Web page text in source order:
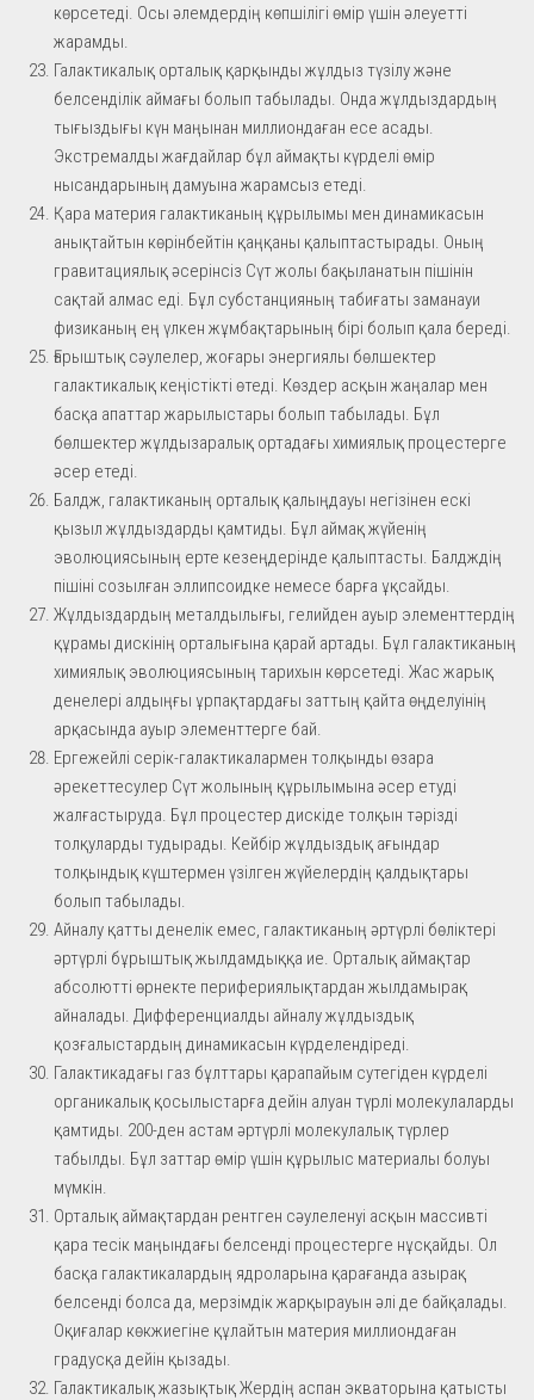
көрсетеді. Осы әлемдердің көпшілігі өмір үшін әлеуетті
жарамды.
Галактикалық орталық қарқынды жұлдыз түзілу және
белсенділік аймағы болып табылады. Онда жұлдыздардың
тығыздығы күн маңынан миллиондаған есе асады.
Экстремалды жағдайлар бұл аймақты күрделі өмір
нысандарының дамуына жарамсыз етеді.
Қара материя галактиканың құрылымы мен динамикасын
анықтайтын көрінбейтін қаңқаны қалыптастырады. Оның
гравитациялық әсерінсіз Сүт жолы бақыланатын пішінін
сақтай алмас еді. Бұл субстанцияның табиғаты заманауи
физиканың ең үлкен жұмбақтарының бірі болып қала береді.
Ғарыштық сәулелер, жоғары энергиялы бөлшектер
галактикалық кеңістікті өтеді. Көздер асқын жаңалар мен
басқа апаттар жарылыстары болып табылады. Бұл
бөлшектер жұлдызаралық ортадағы химиялық процестерге
әсер етеді.
Балдж, галактиканың орталық қалыңдауы негізінен ескі
қызыл жұлдыздарды қамтиды. Бұл аймақ жүйенің
эволюциясының ерте кезеңдерінде қалыптасты. Балдждің
пішіні созылған эллипсоидке немесе барға ұқсайды.
Жұлдыздардың металдылығы, гелийден ауыр элементтердің
құрамы дискінің орталығына қарай артады. Бұл галактиканың
химиялық эволюциясының тарихын көрсетеді. Жас жарық
денелері алдыңғы ұрпақтардағы заттың қайта өңделуінің
арқасында ауыр элементтерге бай.
Ергежейлі серік-галактикалармен толқынды өзара
әрекеттесулер Сүт жолының құрылымына әсер етуді
жалғастыруда. Бұл процестер дискіде толқын тәрізді
толқуларды тудырады. Кейбір жұлдыздық ағындар
толқындық күштермен үзілген жүйелердің қалдықтары
болып табылады.
Айналу қатты денелік емес, галактиканың әртүрлі бөліктері
әртүрлі бұрыштық жылдамдыққа ие. Орталық аймақтар
абсолютті өрнекте перифериялықтардан жылдамырақ
айналады. Дифференциалды айналу жұлдыздық
қозғалыстардың динамикасын күрделендіреді.
Галактикадағы газ бұлттары қарапайым сутегіден күрделі
органикалық қосылыстарға дейін алуан түрлі молекулаларды
қамтиды. 200-ден астам әртүрлі молекулалық түрлер
табылды. Бұл заттар өмір үшін құрылыс материалы болуы
мүмкін.
Орталық аймақтардан рентген сәулеленуі асқын массивті
қара тесік маңындағы белсенді процестерге нұсқайды. Ол
басқа галактикалардың ядроларына қарағанда азырақ
белсенді болса да, мерзімдік жарқырауын әлі де байқалады.
Оқиғалар көкжиегіне құлайтын материя миллиондаған
градусқа дейін қызады.
Галактикалық жазықтық Жердің аспан экваторына қатысты